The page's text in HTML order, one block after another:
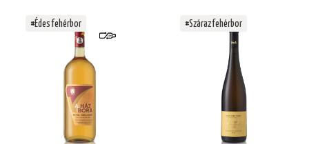
#Édes fehérbor #Száraz fehérbor